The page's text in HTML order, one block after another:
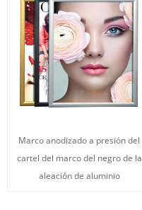
Marco anodizado a presión del
cartel del marco del negro de la
aleación de aluminio